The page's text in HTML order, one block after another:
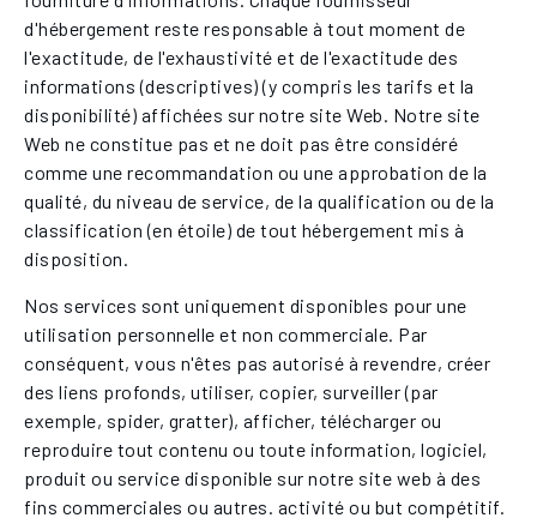
d'hébergement reste responsable à tout moment de
l'exactitude, de l'exhaustivité et de l'exactitude des
informations (descriptives) (y compris les tarifs et la
disponibilité) affichées sur notre site Web. Notre site
Web ne constitue pas et ne doit pas être considéré
comme une recommandation ou une approbation de la
qualité, du niveau de service, de la qualification ou de la
classification (en étoile) de tout hébergement mis à
disposition.
Nos services sont uniquement disponibles pour une
utilisation personnelle et non commerciale. Par
conséquent, vous n'êtes pas autorisé à revendre, créer
des liens profonds, utiliser, copier, surveiller (par
exemple, spider, gratter), afficher, télécharger ou
reproduire tout contenu ou toute information, logiciel,
produit ou service disponible sur notre site web à des
fins commerciales ou autres. activité ou but compétitif.